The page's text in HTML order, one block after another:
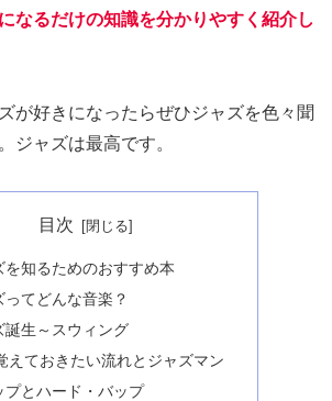
なるだけの知識を分かりやすく紹介し
が好きになったらぜひジャズを色々聞
ジャズは最高です。
目次
を知るためのおすすめ本
ってどんな音楽？
誕生～スウィング
えておきたい流れとジャズマン
プとハード・バップ